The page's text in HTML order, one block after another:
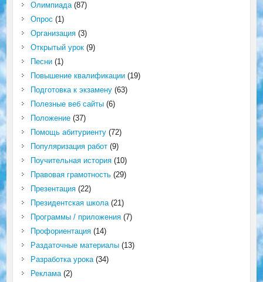
Олимпиада(87)
Опрос (1)
Организация(3)
Открытый урок(9)
Песни(1)
Повышение квалификации(19)
Подготовка к экзамену(63)
Полезные веб сайты(6)
Положение(37)
Помощь абитуриенту(72)
Популяризация работ(9)
Поучительная история(10)
Правовая грамотность(29)
Презентация(22)
Президентская школа(21)
Программы / приложения(7)
Профориентация(14)
Раздаточные материалы(13)
Разработка урока(34)
Реклама(2)